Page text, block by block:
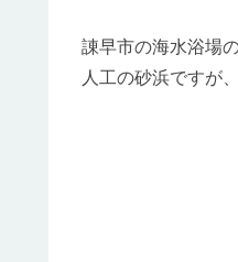
諌早市の海水浴場
人工の砂浜ですが